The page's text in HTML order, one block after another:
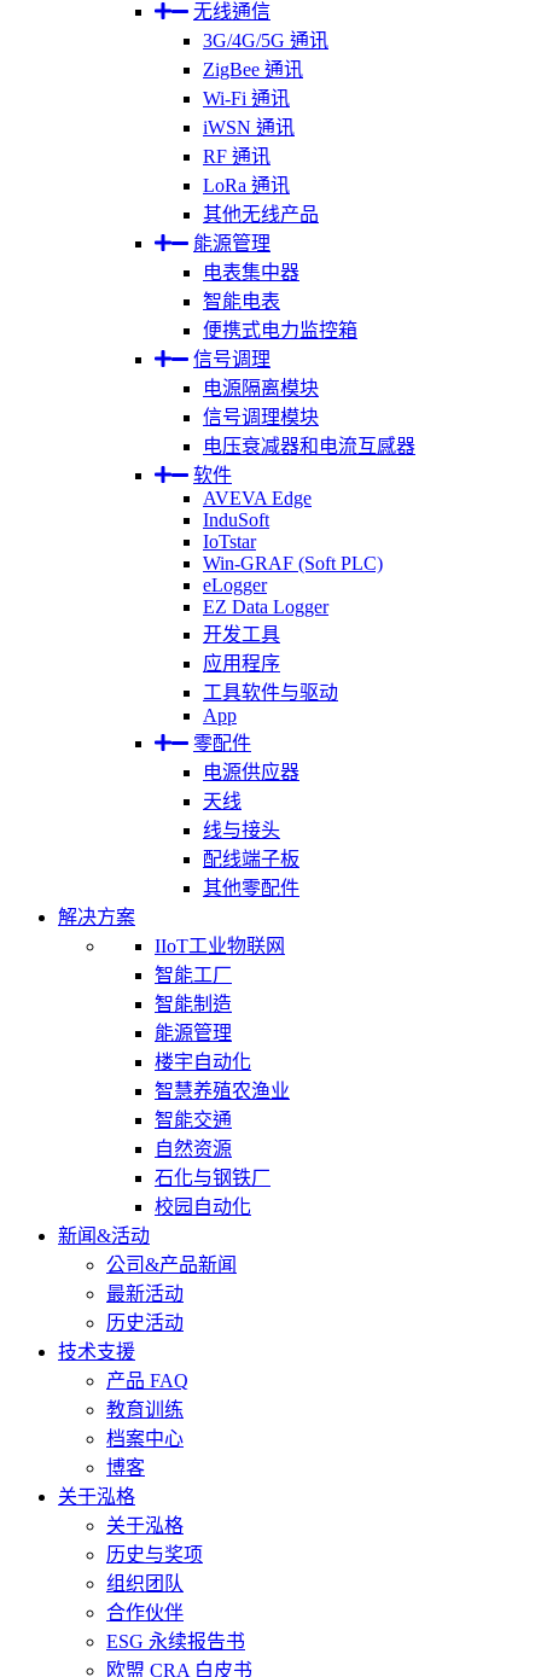
无线通信
3G/4G/5G 通讯
ZigBee 通讯
Wi-Fi 通讯
iWSN 通讯
RF 通讯
LoRa 通讯
其他无线产品
能源管理
电表集中器
智能电表
便携式电力监控箱
信号调理
电源隔离模块
信号调理模块
电压衰减器和电流互感器
软件
AVEVA Edge
InduSoft
IoTstar
Win-GRAF (Soft PLC)
eLogger
EZ Data Logger
开发工具
应用程序
工具软件与驱动
App
零配件
电源供应器
天线
线与接头
配线端子板
其他零配件
解决方案
IIoT工业物联网
智能工厂
智能制造
能源管理
楼宇自动化
智慧养殖农渔业
智能交通
自然资源
石化与钢铁厂
校园自动化
新闻&活动
公司&产品新闻
最新活动
历史活动
技术支援
产品 FAQ
教育训练
档案中心
博客
关于泓格
关于泓格
历史与奖项
组织团队
合作伙伴
ESG 永续报告书
欧盟 CRA 白皮书